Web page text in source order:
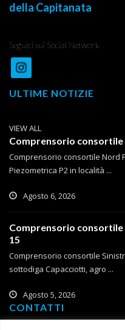
della Capitanata
Seguici sui Social Network
ULTIME NOTIZIE
VIEW ALL
Comprensorio
Comprensorio consortile Nord
Piezometrica P2 in località ...
Agosto 6, 2026
Comprensorio
15
Comprensorio consortile
sottodiga Capacciotti, agro ...
Agosto 5, 2026
CONTATTI